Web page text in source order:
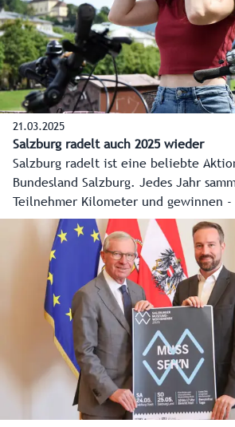
21.03.2025
Salzburg radelt auch 2025 wieder
Salzburg radelt ist eine beliebte
Bundesland Salzburg. Jedes Jahr
Teilnehmer Kilometer und gewinnen
und Lebensqualität.